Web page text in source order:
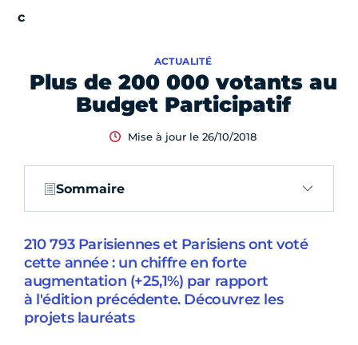
Plus de 200 000 votants au
Budget Participatif
ACTUALITÉ
Mise à jour le 26/10/2018
Sommaire
210 793 Parisiennes et Parisiens ont voté
cette année : un chiffre en forte
augmentation (+25,1%) par rapport
à l'édition précédente. Découvrez les
projets lauréats